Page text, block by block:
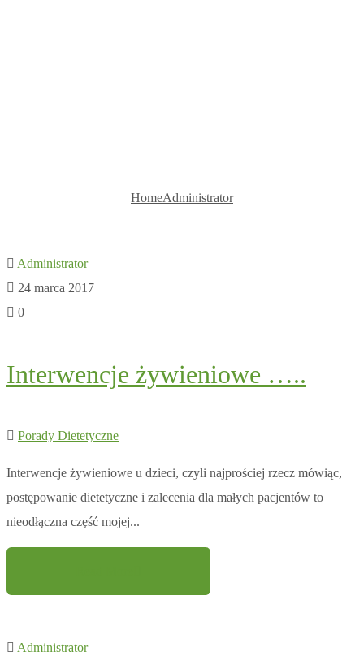
HomeAdministrator
Administrator
24 marca 2017
0
Interwencje żywieniowe …..
Porady Dietetyczne
Interwencje żywieniowe u dzieci, czyli najprościej rzecz mówiąc,
postępowanie dietetyczne i zalecenia dla małych pacjentów to
nieodłączna część mojej...
Administrator